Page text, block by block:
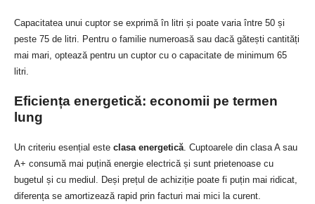
Capacitatea unui cuptor se exprimă în litri și poate varia între 50 și
peste 75 de litri. Pentru o familie numeroasă sau dacă gătești cantități
mai mari, optează pentru un cuptor cu o capacitate de minimum 65
litri.
Eficiența energetică: economii pe termen
lung
Un criteriu esențial este clasa energetică . Cuptoarele din clasa A sau
A+ consumă mai puțină energie electrică și sunt prietenoase cu
bugetul și cu mediul. Deși prețul de achiziție poate fi puțin mai ridicat,
diferența se amortizează rapid prin facturi mai mici la curent.